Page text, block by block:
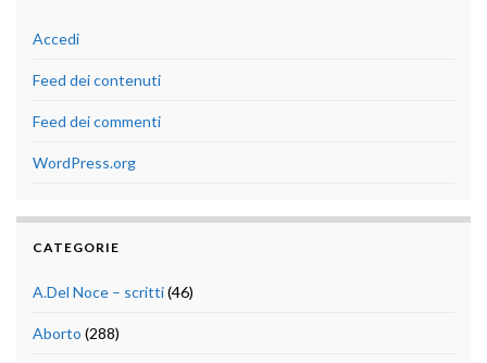
Accedi
Feed dei contenuti
Feed dei commenti
WordPress.org
CATEGORIE
A.Del Noce – scritti(46)
Aborto (288)